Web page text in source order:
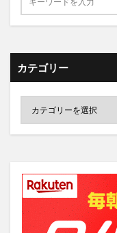
カテゴリー